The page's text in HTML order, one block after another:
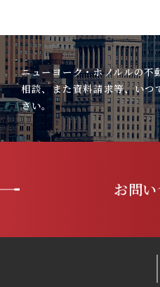
ニューヨーク・ホノルルの
相談、また資料請求等、い
さい。
お問